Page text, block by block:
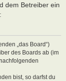
dem Betreiber ein
„das Board“)
des Boards ab (im
bist, so darfst du